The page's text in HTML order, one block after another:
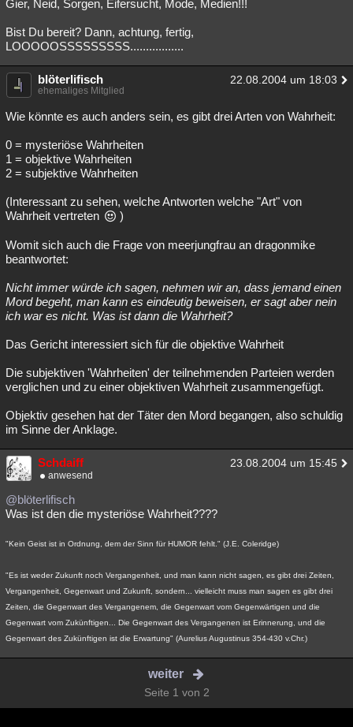
Gier, Neid, Sorgen, Eifersucht, Mode, Medien!!!
Bist Du bereit? Dann, achtung, fertig,
LOOOOOSSSSSSSSS.................
blöterlifisch 22.08.2004 um 18:03
ehemaliges Mitglied
Wie könnte es auch anders sein, es gibt drei Arten von Wahrheit:
0 = mysteriöse Wahrheiten
1 = objektive Wahrheiten
2 = subjektive Wahrheiten
(Interessant zu sehen, welche Antworten welche "Art" von
Wahrheit vertreten
)
Womit sich auch die Frage von meerjungfrau an dragonmike
beantwortet:
Nicht immer würde ich sagen, nehmen wir an, dass jemand einen
Mord begeht, man kann es eindeutig beweisen, er sagt aber nein
ich war es nicht. Was ist dann die Wahrheit?
Das Gericht interessiert sich für die objektive Wahrheit
Die subjektiven 'Wahrheiten' der teilnehmenden Parteien werden
verglichen und zu einer objektiven Wahrheit zusammengefügt.
Objektiv gesehen hat der Täter den Mord begangen, also schuldig
im Sinne der Anklage.
Schdaiff 23.08.2004 um 15:45
anwesend
@blöterlifisch
Was ist den die mysteriöse Wahrheit????
"Kein Geist ist in Ordnung, dem der Sinn für HUMOR fehlt." (J.E. Coleridge)
"Es ist weder Zukunft noch Vergangenheit, und man kann nicht sagen, es gibt drei Zeiten,
Vergangenheit, Gegenwart und Zukunft, sondern... vielleicht muss man sagen es gibt drei
Zeiten, die Gegenwart des Vergangenem, die Gegenwart vom Gegenwärtigen und die
Gegenwart vom Zukünftigen... Die Gegenwart des Vergangenen ist Erinnerung, und die
Gegenwart des Zukünftigen ist die Erwartung" (Aurelius Augustinus 354-430 v.Chr.)
weiter
Seite 1 von 2